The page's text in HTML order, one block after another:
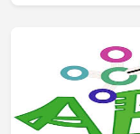
Ver detalles de